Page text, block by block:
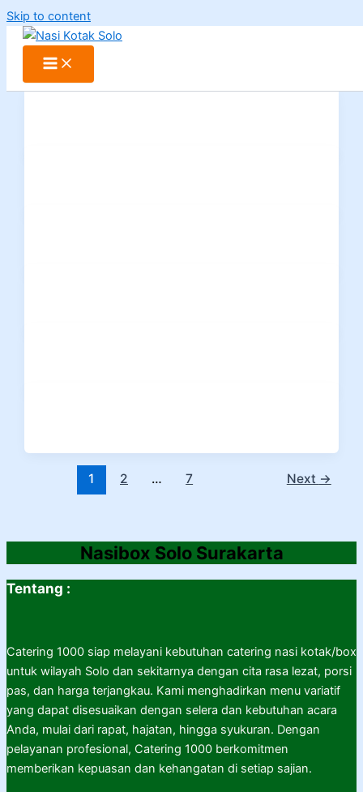
Skip to content
1 2 … 7 Next →
Nasibox Solo Surakarta
Tentang :
Catering 1000 siap melayani kebutuhan catering nasi kotak/box
untuk wilayah Solo dan sekitarnya dengan cita rasa lezat, porsi
pas, dan harga terjangkau. Kami menghadirkan menu variatif
yang dapat disesuaikan dengan selera dan kebutuhan acara
Anda, mulai dari rapat, hajatan, hingga syukuran. Dengan
pelayanan profesional, Catering 1000 berkomitmen
memberikan kepuasan dan kehangatan di setiap sajian.